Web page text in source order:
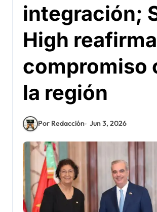
integración;
High
compromiso
la región
Por Redacción Jun 3, 2026